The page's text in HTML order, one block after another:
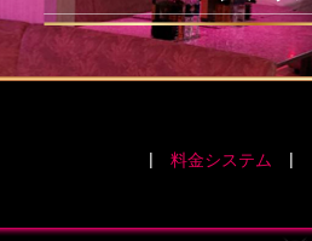
| 料金システム |